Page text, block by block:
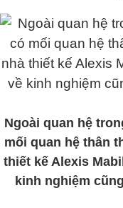
Ngoài quan hệ
mối quan hệ thân
thiết kế Alexis
kinh nghiệm